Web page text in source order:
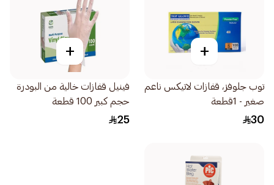
+
توب جلوفز، قفازات لاتيكس ناعم
صغير - 1قطعة
30
+
فينيل قفازات خالية من البودرة
حجم كبير 100 قطعة
25